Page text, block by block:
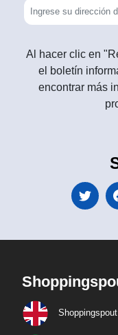
Al hacer clic en
el boletín
encontrar más